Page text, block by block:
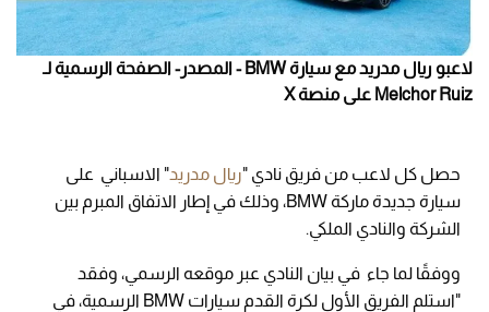
لاعبو ريال مدريد مع سيارة BMW - المصدر- الصفحة الرسمية لـ
Melchor Ruiz على منصة X
حصل كل لاعب من فريق نادي "ريال مدريد" الاسباني على
سيارة جديدة ماركة BMW، وذلك في إطار الاتفاق المبرم بين
الشركة والنادي الملكي.
ووفقًا لما جاء في بيان النادي عبر موقعه الرسمي، وفقد
"استلم الفريق الأول لكرة القدم سيارات BMW الرسمية، في